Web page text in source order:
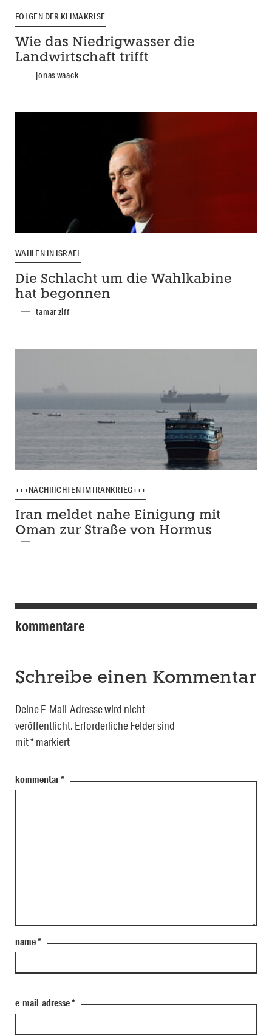
FOLGEN DER KLIMAKRISE
Wie das Niedrigwasser die
Landwirtschaft trifft
jonas waack
WAHLEN IN ISRAEL
Die Schlacht um die Wahlkabine
hat begonnen
tamar ziff
+++NACHRICHTEN IM IRANKRIEG+++
Iran meldet nahe Einigung mit
Oman zur Straße von Hormus
kommentare
Schreibe einen Kommentar
Deine E-Mail-Adresse wird nicht
veröffentlicht. Erforderliche Felder sind
mit*markiert
kommentar*
name*
e-mail-adresse*